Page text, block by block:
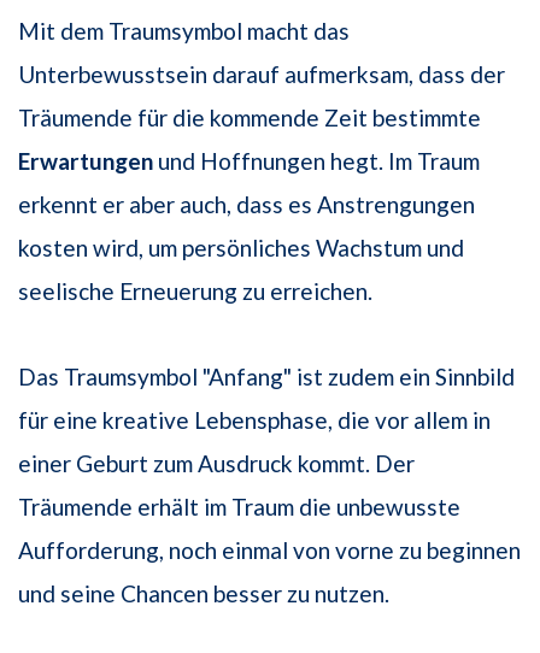
Mit dem Traumsymbol macht das
Unterbewusstsein darauf aufmerksam, dass der
Träumende für die kommende Zeit bestimmte
Erwartungen und Hoffnungen hegt. Im Traum
erkennt er aber auch, dass es Anstrengungen
kosten wird, um persönliches Wachstum und
seelische Erneuerung zu erreichen.
Das Traumsymbol "Anfang" ist zudem ein Sinnbild
für eine kreative Lebensphase, die vor allem in
einer Geburt zum Ausdruck kommt. Der
Träumende erhält im Traum die unbewusste
Aufforderung, noch einmal von vorne zu beginnen
und seine Chancen besser zu nutzen.